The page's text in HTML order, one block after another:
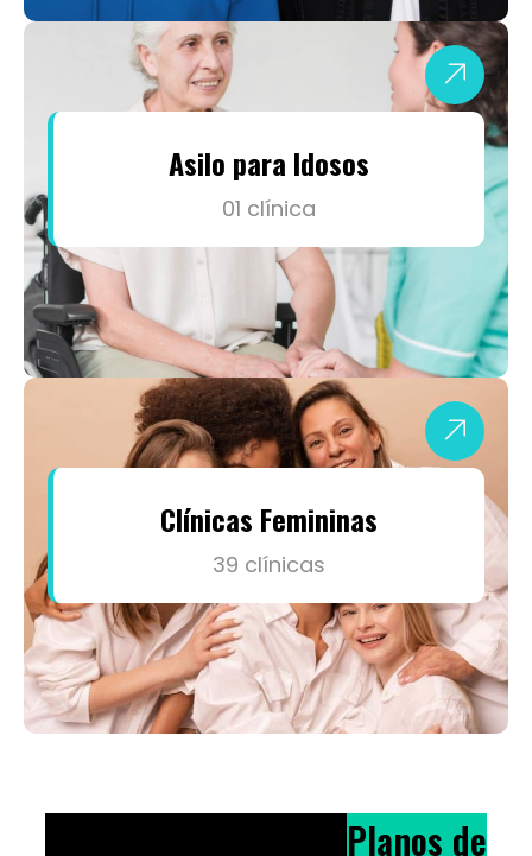
Asilo para Idosos
01 clínica
Clínicas Femininas
39 clínicas